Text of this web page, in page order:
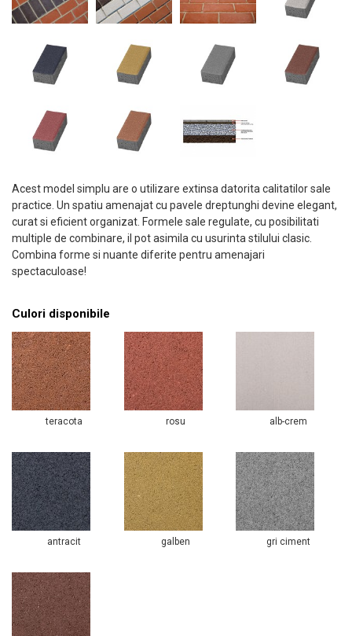
Acest model simplu are o utilizare extinsa datorita calitatilor sale
practice. Un spatiu amenajat cu pavele dreptunghi devine elegant,
curat si eficient organizat. Formele sale regulate, cu posibilitati
multiple de combinare, il pot asimila cu usurinta stilului clasic.
Combina forme si nuante diferite pentru amenajari
spectaculoase!
Culori disponibile
teracota rosu alb-crem
antracit galben gri ciment